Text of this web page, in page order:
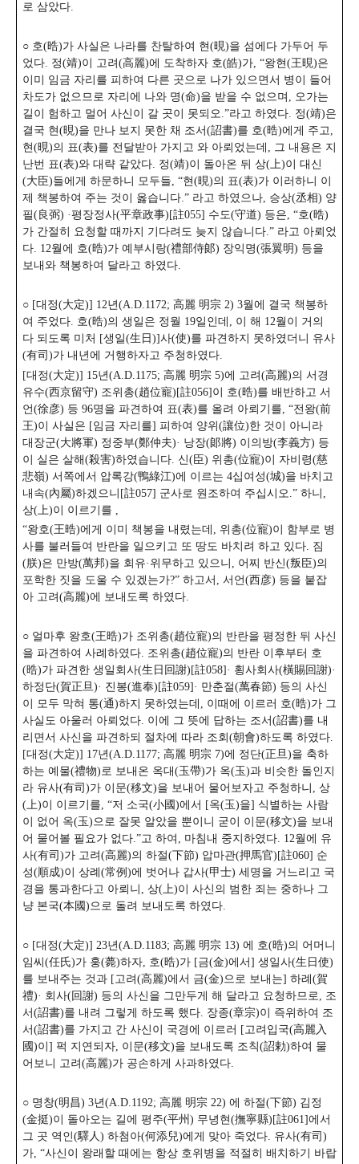
로 삼았다.
○ 호(晧)가 사실은 나라를 찬탈하여 현(晛)을 섬에다 가두어 두
었다. 정(靖)이 고려(高麗)에 도착하자 호(皓)가, “왕현(王晛)은
이미 임금 자리를 피하여 다른 곳으로 나가 있으면서 병이 들어
차도가 없으므로 자리에 나와 명(命)을 받을 수 없으며, 오가는
길이 험하고 멀어 사신이 갈 곳이 못되오.”라고 하였다. 정(靖)은
결국 현(晛)을 만나 보지 못한 채 조서(詔書)를 호(晧)에게 주고,
현(晛)의 표(表)를 전달받아 가지고 와 아뢰었는데, 그 내용은 지
난번 표(表)와 대략 같았다. 정(靖)이 돌아온 뒤 상(上)이 대신
(大臣)들에게 하문하니 모두들, “현(晛)의 표(表)가 이러하니 이
제 책봉하여 주는 것이 옳습니다.” 라고 하였으나, 승상(丞相) 양
필(良弼) ·평장정사(平章政事)[註055] 수도(守道) 등은, “호(晧)
가 간절히 요청할 때까지 기다려도 늦지 않습니다.” 라고 아뢰었
다. 12월에 호(晧)가 예부시랑(禮部侍郞) 장익명(張翼明) 등을
보내와 책봉하여 달라고 하였다.
○ [대정(大定)] 12년(A.D.1172; 高麗 明宗 2) 3월에 결국 책봉하
여 주었다. 호(晧)의 생일은 정월 19일인데, 이 해 12월이 거의
다 되도록 미처 [생일(生日)]사(使)를 파견하지 못하였더니 유사
(有司)가 내년에 거행하자고 주청하였다.
[대정(大定)] 15년(A.D.1175; 高麗 明宗 5)에 고려(高麗)의 서경
유수(西京留守) 조위총(趙位寵)[註056]이 호(晧)를 배반하고 서
언(徐彦) 등 96명을 파견하여 표(表)를 올려 아뢰기를, “전왕(前
王)이 사실은 [임금 자리를] 피하여 양위(讓位)한 것이 아니라
대장군(大將軍) 정중부(鄭仲夫)· 낭장(郞將) 이의방(李義方) 등
이 실은 살해(殺害)하였습니다. 신(臣) 위총(位寵)이 자비령(慈
悲嶺) 서쪽에서 압록강(鴨綠江)에 이르는 4십여성(城)을 바치고
내속(內屬)하겠으니[註057] 군사로 원조하여 주십시오.” 하니,
상(上)이 이르기를 ,
“왕호(王晧)에게 이미 책봉을 내렸는데, 위총(位寵)이 함부로 병
사를 불러들여 반란을 일으키고 또 땅도 바치려 하고 있다. 짐
(朕)은 만방(萬邦)을 회유·위무하고 있으니, 어찌 반신(叛臣)의
포학한 짓을 도울 수 있겠는가?” 하고서, 서언(西彦) 등을 붙잡
아 고려(高麗)에 보내도록 하였다.
○ 얼마후 왕호(王晧)가 조위총(趙位寵)의 반란을 평정한 뒤 사신
을 파견하여 사례하였다. 조위총(趙位寵)의 반란 이후부터 호
(晧)가 파견한 생일회사(生日回謝)[註058]· 횡사회사(橫賜回謝)·
하정단(賀正旦)· 진봉(進奉)[註059]· 만춘절(萬春節) 등의 사신
이 모두 막혀 통(通)하지 못하였는데, 이때에 이르러 호(晧)가 그
사실도 아울러 아뢰었다. 이에 그 뜻에 답하는 조서(詔書)를 내
리면서 사신을 파견하되 절차에 따라 조회(朝會)하도록 하였다.
[대정(大定)] 17년(A.D.1177; 高麗 明宗 7)에 정단(正旦)을 축하
하는 예물(禮物)로 보내온 옥대(玉帶)가 옥(玉)과 비슷한 돌인지
라 유사(有司)가 이문(移文)을 보내어 물어보자고 주청하니, 상
(上)이 이르기를, “저 소국(小國)에서 [옥(玉)을] 식별하는 사람
이 없어 옥(玉)으로 잘못 알았을 뿐이니 굳이 이문(移文)을 보내
어 물어볼 필요가 없다.”고 하여, 마침내 중지하였다. 12월에 유
사(有司)가 고려(高麗)의 하절(下節) 압마관(押馬官)[註060] 순
성(順成)이 상례(常例)에 벗어나 갑사(甲士) 세명을 거느리고 국
경을 통과한다고 아뢰니, 상(上)이 사신의 범한 죄는 중하나 그
냥 본국(本國)으로 돌려 보내도록 하였다.
○ [대정(大定)] 23년(A.D.1183; 高麗 明宗 13) 에 호(晧)의 어머니
임씨(任氏)가 훙(薨)하자, 호(晧)가 [금(金)에서] 생일사(生日使)
를 보내주는 것과 [고려(高麗)에서 금(金)으로 보내는] 하례(賀
禮)· 회사(回謝) 등의 사신을 그만두게 해 달라고 요청하므로, 조
서(詔書)를 내려 그렇게 하도록 했다. 장종(章宗)이 즉위하여 조
서(詔書)를 가지고 간 사신이 국경에 이르러 [고려입국(高麗入
國)이] 퍽 지연되자, 이문(移文)을 보내도록 조칙(詔勅)하여 물
어보니 고려(高麗)가 공손하게 사과하였다.
○ 명창(明昌) 3년(A.D.1192; 高麗 明宗 22) 에 하절(下節) 김정
(金挺)이 돌아오는 길에 평주(平州) 무녕현(撫寧縣)[註061]에서
그 곳 역인(驛人) 하첨아(何添兒)에게 맞아 죽었다. 유사(有司)
가, “사신이 왕래할 때에는 항상 호위병을 적절히 배치하기 바랍